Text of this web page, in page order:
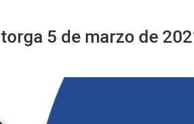
5 de marzo de